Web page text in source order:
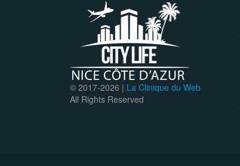
© 2017-2026 | La Clinique du Web
All Rights Reserved